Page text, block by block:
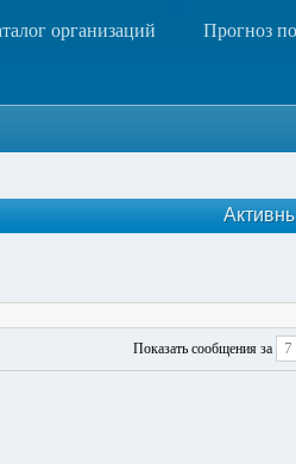
организаций Прогноз
Показать сообщения за